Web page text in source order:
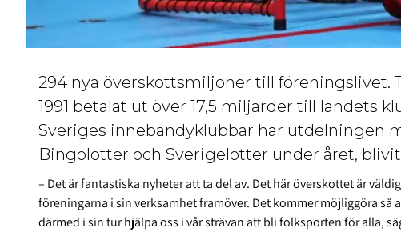
294 nya överskottsmiljoner till föreningslivet.
1991 betalat ut över 17,5 miljarder till landets
Sveriges innebandyklubbar har utdelningen
Bingolotter och Sverigelotter under året, blivit
– Det är fantastiska nyheter att ta del av. Det här överskottet är
föreningarna i sin verksamhet framöver. Det kommer möjliggöra så
därmed i sin tur hjälpa oss i vår strävan att bli folksporten för alla,